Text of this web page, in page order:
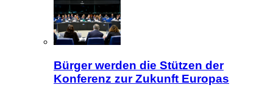
Bürger werden die Stützen der
Konferenz zur Zukunft Europas